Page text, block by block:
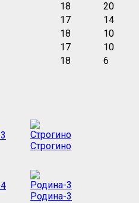
18
20
17
14
18
10
17
10
18 6
Строгино
Родина-3